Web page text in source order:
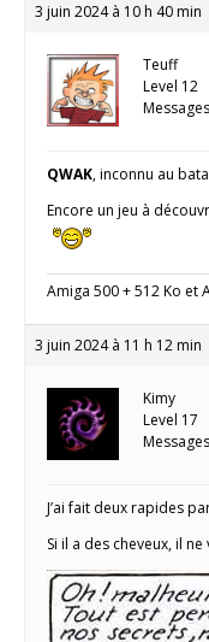
3 juin 2024 à 10 h 40 min
Teuff
Level 12
QWAK, inconnu au
Encore un jeu à
Amiga 500 + 512 Ko et
3 juin 2024 à 11 h 12 min
Kimy
Level 17
J’ai fait deux rapides
Si il a des cheveux, il